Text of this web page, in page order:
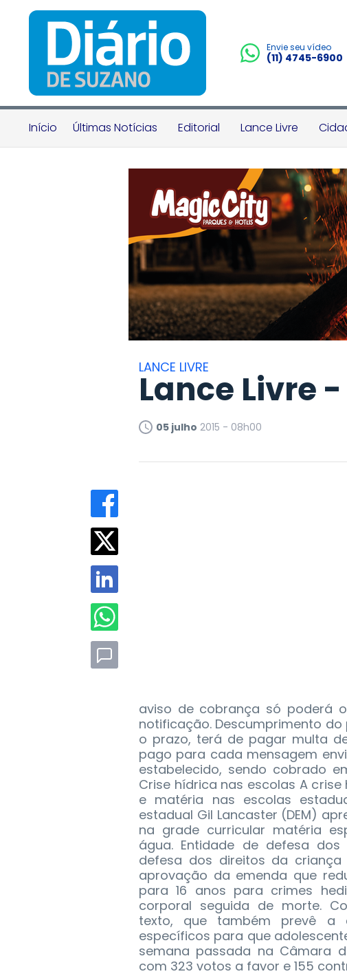
Envie seu vídeo
(11) 4745-6900
Início Últimas Notícias Editorial Lance Livre
LANCE LIVRE
Lance Livre
05 julho 2015 - 08h00
aviso de cobrança só poderá
notificação. Descumprimento
o prazo, terá de pagar multa
pago para cada mensagem
estabelecido, sendo cobrado
Crise hídrica nas escolas A
e matéria nas escolas
estadual Gil Lancaster (DEM)
na grade curricular matéria
água. Entidade de defesa
defesa dos direitos da
aprovação da emenda que
para 16 anos para crimes
corporal seguida de morte.
texto, que também prevê a
específicos para que
semana passada na Câmara
com 323 votos a favor e 155